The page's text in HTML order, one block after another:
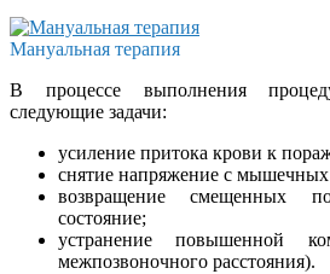
Мануальная терапия
В процессе выполнения
следующие задачи:
усиление притока крови к
снятие напряжение с мышечных
возвращение смещенных
состояние;
устранение повышенной
межпозвоночного расстояния).